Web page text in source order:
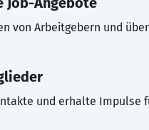
von Arbeitgebern und
und erhalte Impulse